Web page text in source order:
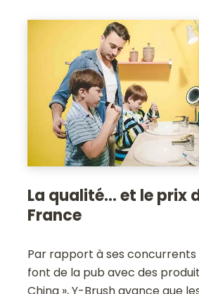
La qualité… et le prix
France
Par rapport à ses
font de la pub avec des